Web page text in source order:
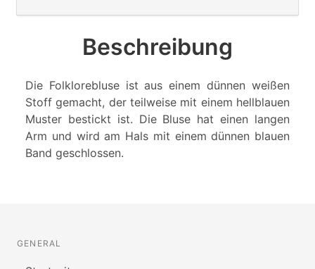
Beschreibung
Die Folklorebluse ist aus einem dünnen weißen
Stoff gemacht, der teilweise mit einem hellblauen
Muster bestickt ist. Die Bluse hat einen langen
Arm und wird am Hals mit einem dünnen blauen
Band geschlossen.
GENERAL